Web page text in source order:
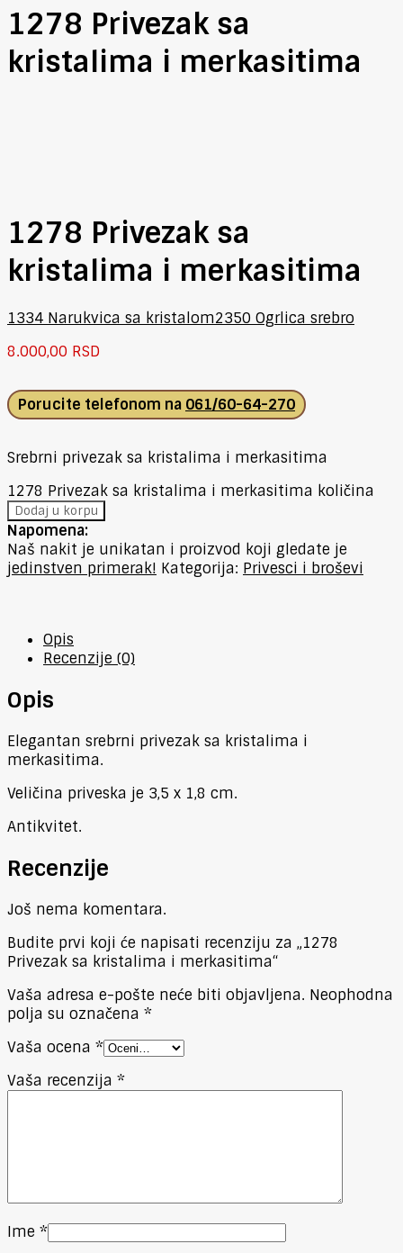
1278 Privezak sa
kristalima i merkasitima
1278 Privezak sa
kristalima i merkasitima
1334 Narukvica sa kristalom2350 Ogrlica srebro
8.000,00 RSD
Porucite telefonom na 061/60-64-270
Srebrni privezak sa kristalima i merkasitima
1278 Privezak sa kristalima i merkasitima količina
Dodaj u korpu
Napomena:
Naš nakit je unikatan i proizvod koji gledate je
jedinstven primerak! Kategorija: Privesci i broševi
Opis
Recenzije (0)
Opis
Elegantan srebrni privezak sa kristalima i
merkasitima.
Veličina priveska je 3,5 x 1,8 cm.
Antikvitet.
Recenzije
Još nema komentara.
Budite prvi koji će napisati recenziju za „1278
Privezak sa kristalima i merkasitima“
Vaša adresa e-pošte neće biti objavljena. Neophodna
polja su označena *
Vaša ocena *
Vaša recenzija *
Ime *